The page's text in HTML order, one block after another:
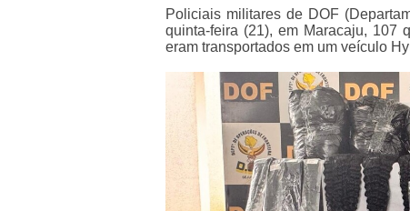
Policiais militares de DOF
quinta-feira (21), em Maracaju, 107
eram transportados em um veículo